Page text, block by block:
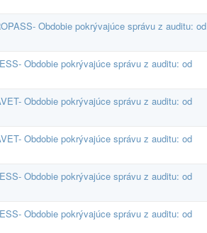
Obdobie pokrývajúce správu z auditu: od
Obdobie pokrývajúce správu z auditu: od
Obdobie pokrývajúce správu z auditu: od
Obdobie pokrývajúce správu z auditu: od
Obdobie pokrývajúce správu z auditu: od
Obdobie pokrývajúce správu z auditu: od